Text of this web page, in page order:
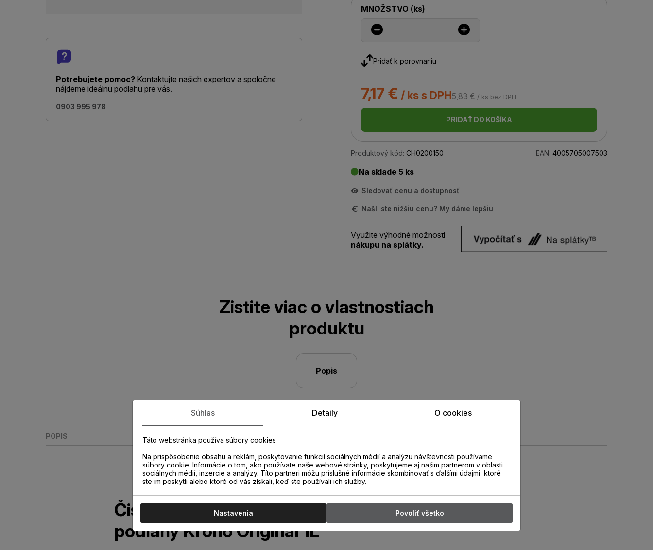
Potrebujete pomoc? Kontaktujte našich expertov a spoločne
nájdeme ideálnu podlahu pre vás.
0903 995 978
MNOŽSTVO (ks)
Pridať k porovnaniu
7,17 € / ks s DPH5,83 € / ks bez DPH
PRIDAŤ DO KOŠÍKA
Produktový kód: CH0200150 EAN: 4005705007503
Na sklade 5 ks
Sledovať cenu a dostupnosť
Našli ste nižšiu cenu? My dáme lepšiu
Využite výhodné možnosti
nákupu na splátky.
Zistite viac o vlastnostiach
produktu
Popis
POPIS
Čistič na laminátové
podlahy Krono Original 1L
Súhlas Detaily O cookies
Táto webstránka používa súbory cookies
Na prispôsobenie obsahu a reklám, poskytovanie funkcií sociálnych médií a analýzu návštevnosti používame
súbory cookie. Informácie o tom, ako používate naše webové stránky, poskytujeme aj našim partnerom v oblasti
sociálnych médií, inzercie a analýzy. Títo partneri môžu príslušné informácie skombinovať s ďalšími údajmi, ktoré
ste im poskytli alebo ktoré od vás získali, keď ste používali ich služby.
Nastavenia Povoliť všetko